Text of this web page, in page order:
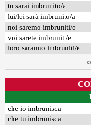
tu sarai imbrunito/a
lui/lei sarà imbrunito/a
noi saremo imbruniti/e
voi sarete imbruniti/e
loro saranno imbruniti/e
che io imbrunisca
che tu imbrunisca